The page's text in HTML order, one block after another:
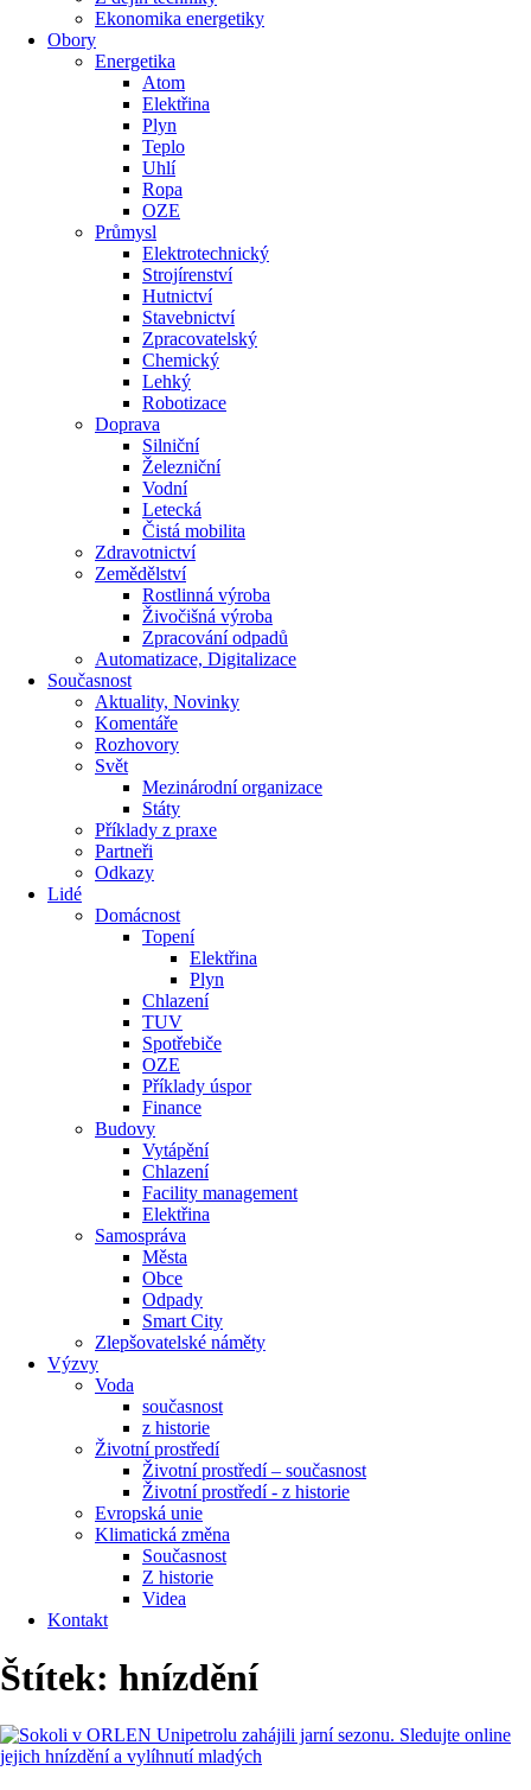
Ekonomika energetiky
Obory
Energetika
Atom
Elektřina
Plyn
Teplo
Uhlí
Ropa
OZE
Průmysl
Elektrotechnický
Strojírenství
Hutnictví
Stavebnictví
Zpracovatelský
Chemický
Lehký
Robotizace
Doprava
Silniční
Železniční
Vodní
Letecká
Čistá mobilita
Zdravotnictví
Zemědělství
Rostlinná výroba
Živočišná výroba
Zpracování odpadů
Automatizace, Digitalizace
Současnost
Aktuality, Novinky
Komentáře
Rozhovory
Svět
Mezinárodní organizace
Státy
Příklady z praxe
Partneři
Odkazy
Lidé
Domácnost
Topení
Elektřina
Plyn
Chlazení
TUV
Spotřebiče
OZE
Příklady úspor
Finance
Budovy
Vytápění
Chlazení
Facility management
Elektřina
Samospráva
Města
Obce
Odpady
Smart City
Zlepšovatelské náměty
Výzvy
Voda
současnost
z historie
Životní prostředí
Životní prostředí – současnost
Životní prostředí ​- z historie
Evropská unie
Klimatická změna
Současnost
Z historie
Videa
Kontakt
Štítek: hnízdění